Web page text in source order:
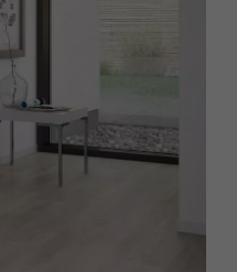
personnalisé